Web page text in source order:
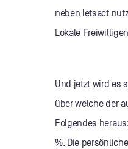
neben letsact
Lokale
Und jetzt wird es
über welche der
Folgendes
%. Die